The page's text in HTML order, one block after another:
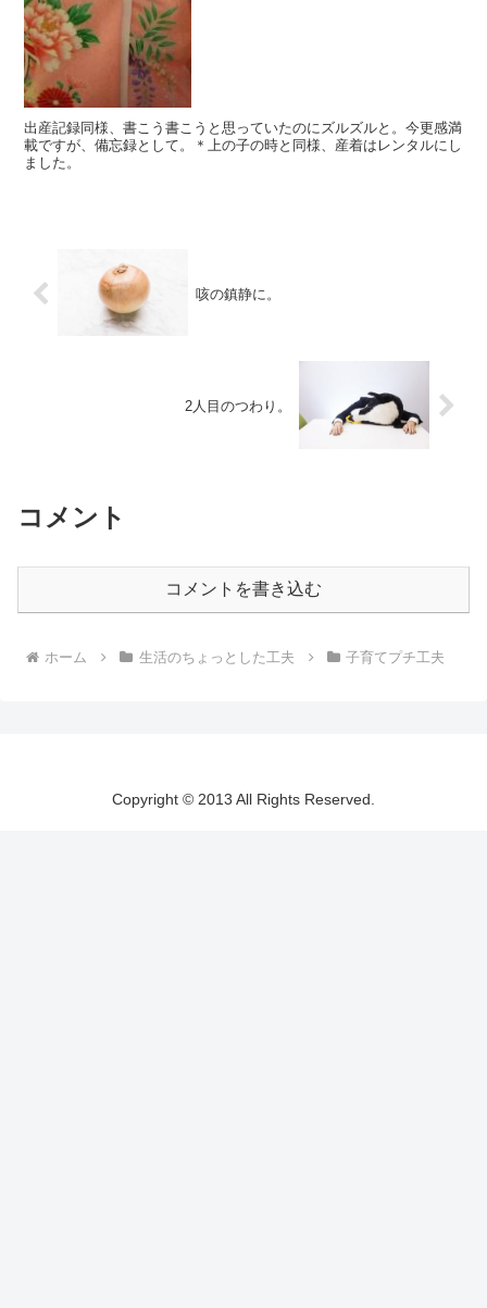
出産記録同様、書こう書こうと思っていたのにズルズルと。今更感満
載ですが、備忘録として。＊上の子の時と同様、産着はレンタルにし
ました。
咳の鎮静に。
2人目のつわり。
コメント
コメントを書き込む
ホーム 生活のちょっとした工夫 子育てプチ工夫
Copyright © 2013 All Rights Reserved.